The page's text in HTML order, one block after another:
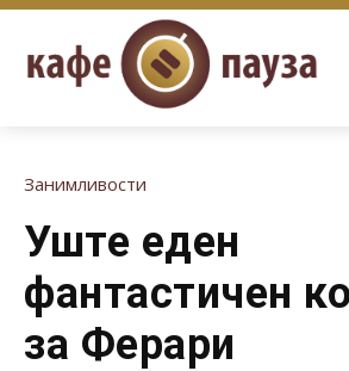
Занимливости
Уште еден
фантастичен
за Ферари